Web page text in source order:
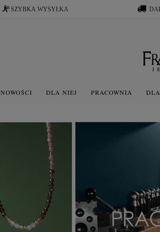
SZYBKA WYSYŁKA
NOWOŚCI DLA NIEJ PRACOWNIA